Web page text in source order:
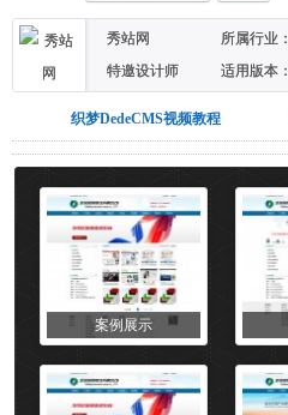
秀站网
特邀设计师
所属行业：
适用版本：
织梦DedeCMS视频教程
案例展示